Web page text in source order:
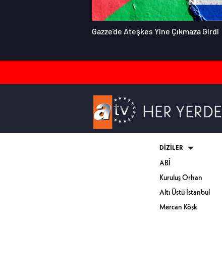
Gazze'de Ateşkes Yine Çıkmaza Girdi
HER YERDE
DİZİLER
ABİ
Kuruluş Orhan
Altı Üstü İstanbul
Mercan Köşk